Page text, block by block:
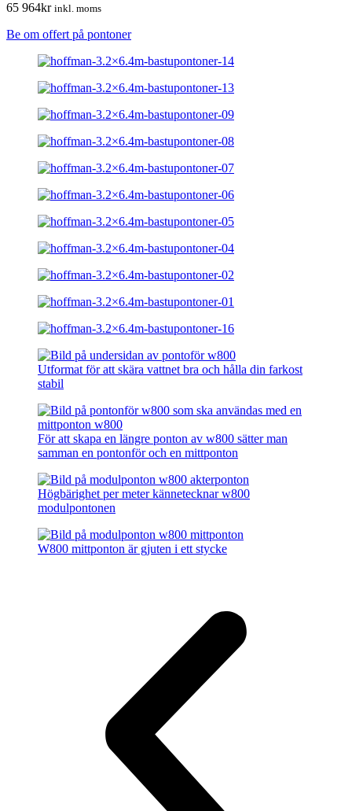
65 964kr inkl. moms
Be om offert på pontoner
Utformat för att skära vattnet bra och hålla din farkost
stabil
För att skapa en längre ponton av w800 sätter man
samman en pontonför och en mittponton
Högbärighet per meter kännetecknar w800
modulpontonen
W800 mittponton är gjuten i ett stycke